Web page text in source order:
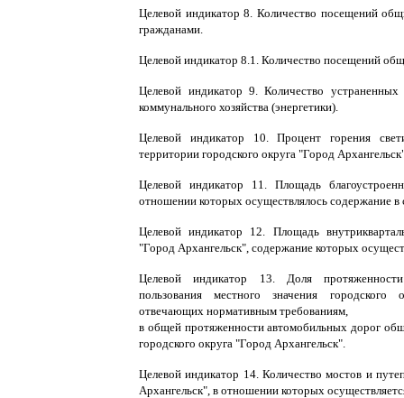
Целевой индикатор 8. Количество посещений
гражданами.
Целевой индикатор 8.1. Количество посещений
Целевой индикатор 9. Количество
коммунального хозяйства (энергетики).
Целевой индикатор 10. Процент горения
территории городского округа "Город
Целевой индикатор 11. Площадь
отношении которых осуществлялось содержание
Целевой индикатор 12. Площадь
"Город Архангельск", содержание которых
Целевой индикатор 13. Доля
пользования местного значения
отвечающих нормативным требованиям,
в общей протяженности автомобильных дорог
городского округа "Город Архангельск".
Целевой индикатор 14. Количество мостов и
Архангельск", в отношении которых